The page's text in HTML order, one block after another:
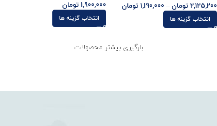
2,125,200 تومان –
1,190,000 تومان
انتخاب گزینه ها
1,900,000 تومان
انتخاب گزینه ها
بارگیری بیشتر محصولات